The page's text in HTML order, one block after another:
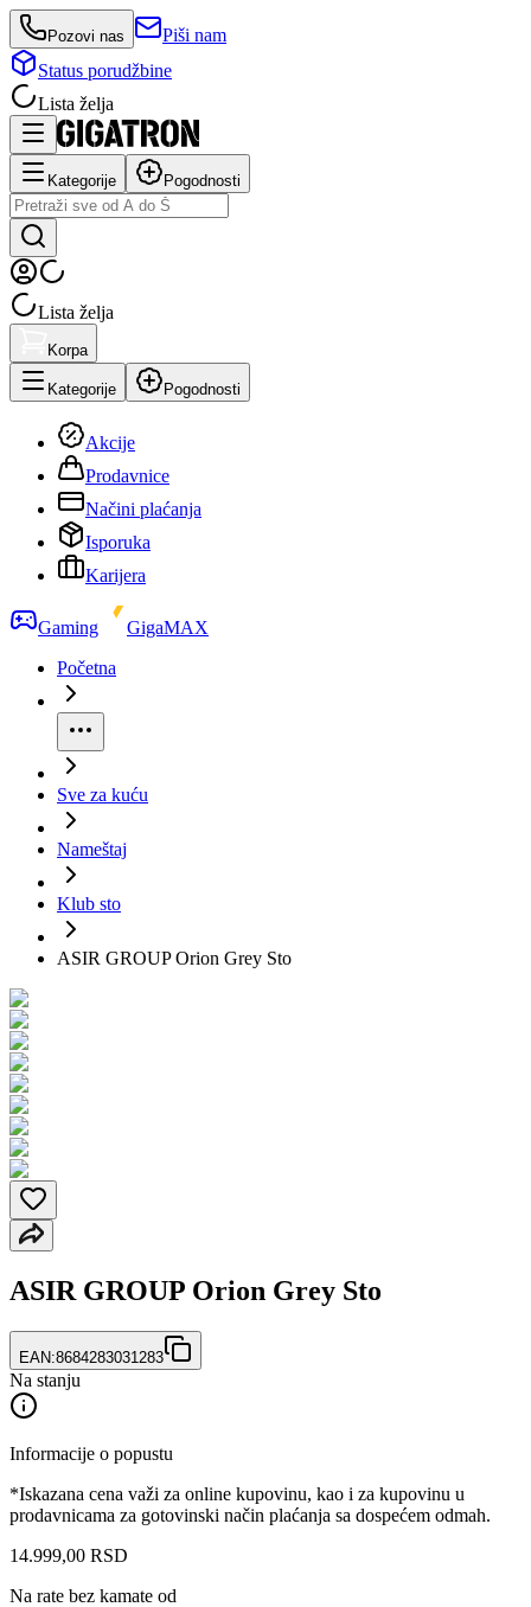
Pozovi nas
Piši nam
Status porudžbine
Lista želja
Kategorije Pogodnosti
Lista želja
Korpa
Kategorije Pogodnosti
Akcije
Prodavnice
Načini plaćanja
Isporuka
Karijera
Gaming
GigaMAX
Početna
Sve za kuću
Nameštaj
Klub sto
ASIR GROUP Orion Grey Sto
ASIR GROUP Orion Grey Sto
EAN:8684283031283
Na stanju
Informacije o popustu
*Iskazana cena važi za online kupovinu, kao i za kupovinu u
prodavnicama za gotovinski način plaćanja sa dospećem odmah.
14.999,00 RSD
Na rate bez kamate od